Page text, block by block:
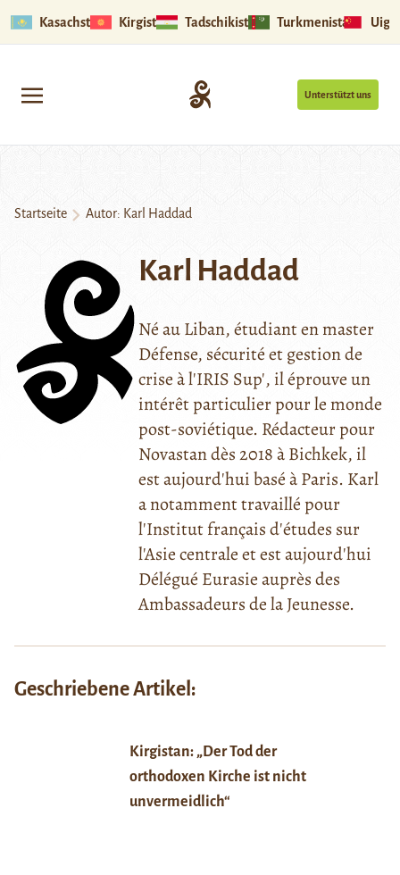
Kasachstan Kirgistan Tadschikistan Turkmenistan
Unterstützt uns
Startseite Autor: Karl Haddad
Karl Haddad
Né au Liban, étudiant en master
Défense, sécurité et gestion de
crise à l'IRIS Sup', il éprouve un
intérêt particulier pour le monde
post-soviétique. Rédacteur pour
Novastan dès 2018 à Bichkek, il
est aujourd'hui basé à Paris. Karl
a notamment travaillé pour
l'Institut français d'études sur
l'Asie centrale et est aujourd'hui
Délégué Eurasie auprès des
Ambassadeurs de la Jeunesse.
Geschriebene Artikel:
Kirgistan: „Der Tod der
orthodoxen Kirche ist nicht
unvermeidlich“